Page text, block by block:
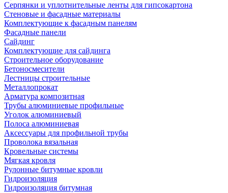
Серпянки и уплотнительные ленты для гипсокартона
Стеновые и фасадные материалы
Комплектующие к фасадным панелям
Фасадные панели
Сайдинг
Комплектующие для сайдинга
Строительное оборудование
Бетоносмесители
Лестницы строительные
Металлопрокат
Арматура композитная
Трубы алюминиевые профильные
Уголок алюминиевый
Полоса алюминиевая
Аксессуары для профильной трубы
Проволока вязальная
Кровельные системы
Мягкая кровля
Рулонные битумные кровли
Гидроизоляция
Гидроизоляция битумная